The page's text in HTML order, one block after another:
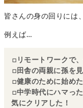
皆さんの身の回りには
例えば…
□リモートワークで
□田舎の両親に孫を
□健康のために始め
□中学時代にハマっ
気にクリアした！